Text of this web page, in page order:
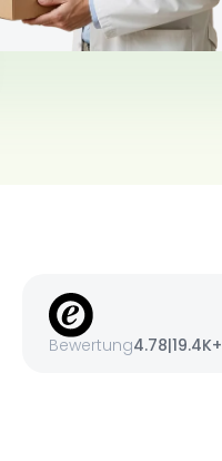
Bewertung4.78|19.4K+